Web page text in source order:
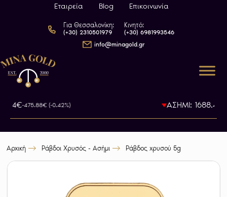
Εταιρεία Blog Επικοινωνία
Για Θεσσαλονίκη:
(+30) 2310501979
Κινητό:
(+30) 6981993546
info@minagold.gr
-475.88€ (-0.42%) ΑΣΗΜΙ: 1688.4€
Αρχική Ράβδοι Χρυσός - Ασήμι Ράβδος χρυσού 5g